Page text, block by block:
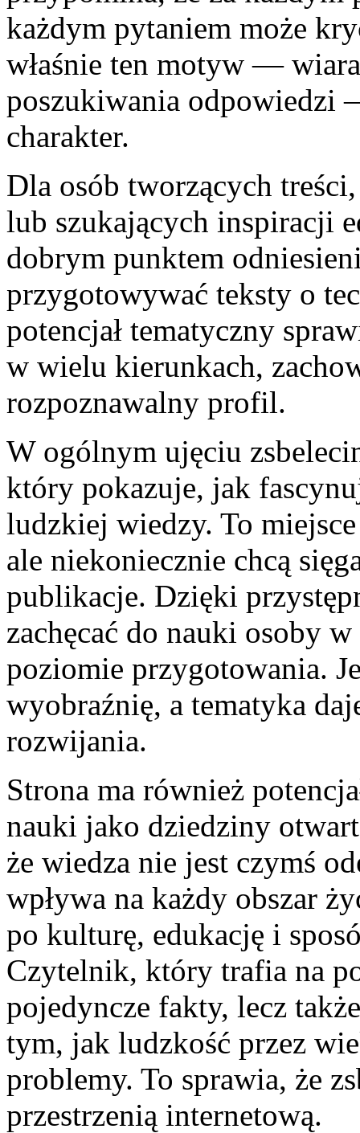
każdym pytaniem może
właśnie ten motyw —
poszukiwania odpowiedzi
charakter.
Dla osób tworzących
lub szukających inspiracji
dobrym punktem
przygotowywać teksty o
potencjał tematyczny
w wielu kierunkach,
rozpoznawalny profil.
W ogólnym ujęciu
który pokazuje, jak
ludzkiej wiedzy. To
ale niekoniecznie chcą
publikacje. Dzięki
zachęcać do nauki osoby
poziomie przygotowania.
wyobraźnię, a tematyka
rozwijania.
Strona ma również
nauki jako dziedziny
że wiedza nie jest czymś
wpływa na każdy obszar
po kulturę, edukację i
Czytelnik, który trafia na
pojedyncze fakty, lecz
tym, jak ludzkość przez
problemy. To sprawia, że
przestrzenią internetową.